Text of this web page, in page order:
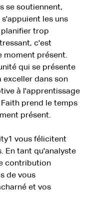
se soutiennent,
les uns
planifier trop
c'est
moment présent.
qui se présente
exceller dans son
à l'apprentissage
prend le temps
présent.
vous félicitent
En tant qu'analyste
contribution
de vous
et vos